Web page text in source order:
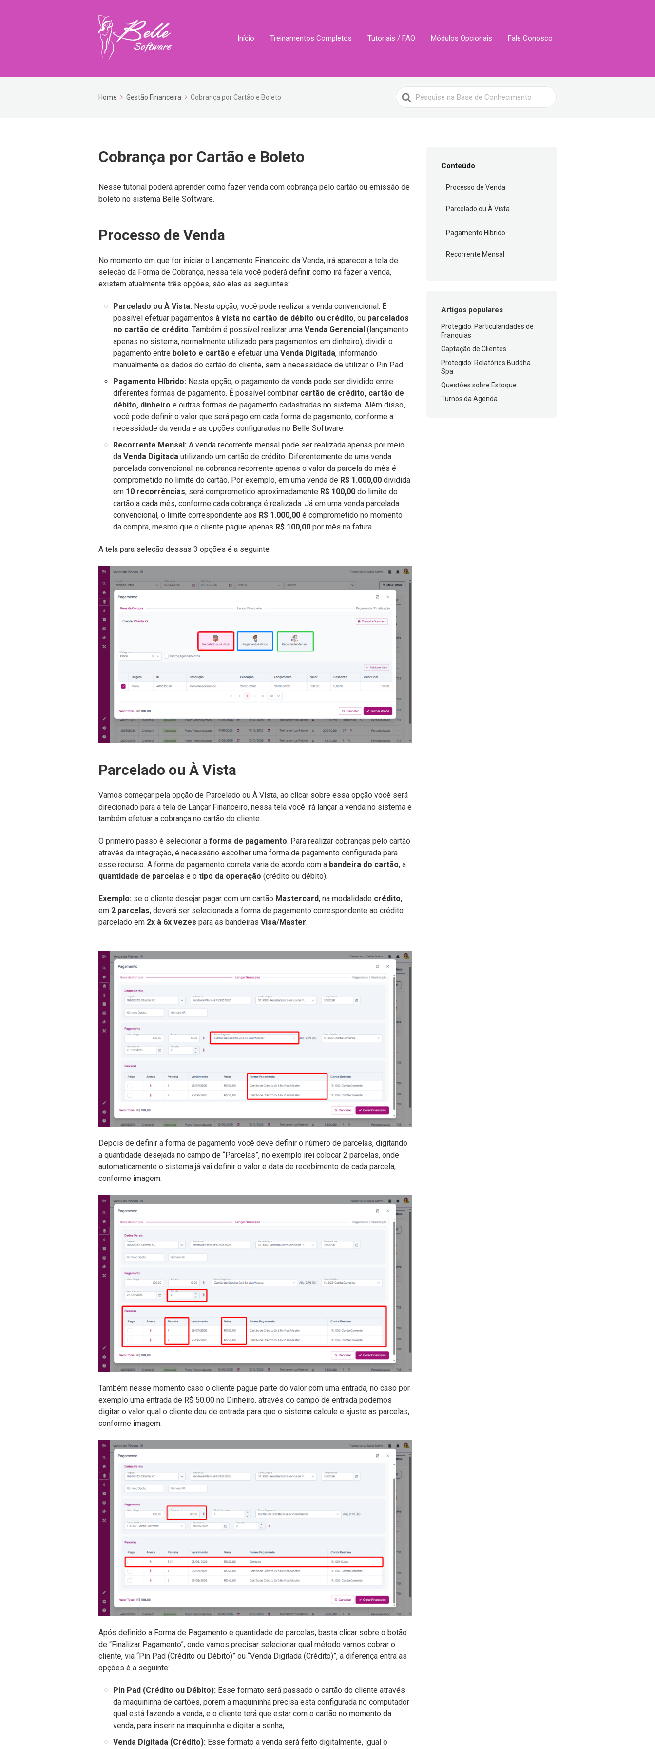
Início Treinamentos Completos Tutoriais / FAQ Módulos Opcionais Fale Conosco
Home Gestão Financeira Cobrança por Cartão e Boleto
Search
For
Cobrança por Cartão e Boleto
Nesse tutorial poderá aprender como fazer venda com cobrança pelo cartão ou emissão de
boleto no sistema Belle Software.
Processo de Venda
No momento em que for iniciar o Lançamento Financeiro da Venda, irá aparecer a tela de
seleção da Forma de Cobrança, nessa tela você poderá definir como irá fazer a venda,
existem atualmente três opções, são elas as seguintes:
Parcelado ou À Vista: Nesta opção, você pode realizar a venda convencional. É
possível efetuar pagamentos à vista no cartão de débito ou crédito, ou parcelados
no cartão de crédito. Também é possível realizar uma Venda Gerencial (lançamento
apenas no sistema, normalmente utilizado para pagamentos em dinheiro), dividir o
pagamento entre boleto e cartão e efetuar uma Venda Digitada, informando
manualmente os dados do cartão do cliente, sem a necessidade de utilizar o Pin Pad.
Pagamento Híbrido: Nesta opção, o pagamento da venda pode ser dividido entre
diferentes formas de pagamento. É possível combinar cartão de crédito, cartão de
débito, dinheiro e outras formas de pagamento cadastradas no sistema. Além disso,
você pode definir o valor que será pago em cada forma de pagamento, conforme a
necessidade da venda e as opções configuradas no Belle Software.
Recorrente Mensal: A venda recorrente mensal pode ser realizada apenas por meio
da Venda Digitada utilizando um cartão de crédito. Diferentemente de uma venda
parcelada convencional, na cobrança recorrente apenas o valor da parcela do mês é
comprometido no limite do cartão. Por exemplo, em uma venda de R$ 1.000,00 dividida
em 10 recorrências, será comprometido aproximadamente R$ 100,00 do limite do
cartão a cada mês, conforme cada cobrança é realizada. Já em uma venda parcelada
convencional, o limite correspondente aos R$ 1.000,00 é comprometido no momento
da compra, mesmo que o cliente pague apenas R$ 100,00 por mês na fatura.
A tela para seleção dessas 3 opções é a seguinte:
Parcelado ou À Vista
Vamos começar pela opção de Parcelado ou À Vista, ao clicar sobre essa opção você será
direcionado para a tela de Lançar Financeiro, nessa tela você irá lançar a venda no sistema e
também efetuar a cobrança no cartão do cliente.
O primeiro passo é selecionar a forma de pagamento. Para realizar cobranças pelo cartão
através da integração, é necessário escolher uma forma de pagamento configurada para
esse recurso. A forma de pagamento correta varia de acordo com a bandeira do cartão, a
quantidade de parcelas e o tipo da operação (crédito ou débito).
Exemplo: se o cliente desejar pagar com um cartão Mastercard, na modalidade crédito,
em 2 parcelas, deverá ser selecionada a forma de pagamento correspondente ao crédito
parcelado em 2x à 6x vezes para as bandeiras Visa/Master.
Depois de definir a forma de pagamento você deve definir o número de parcelas, digitando
a quantidade desejada no campo de “Parcelas”, no exemplo irei colocar 2 parcelas, onde
automaticamente o sistema já vai definir o valor e data de recebimento de cada parcela,
conforme imagem:
Também nesse momento caso o cliente pague parte do valor com uma entrada, no caso por
exemplo uma entrada de R$ 50,00 no Dinheiro, através do campo de entrada podemos
digitar o valor qual o cliente deu de entrada para que o sistema calcule e ajuste as parcelas,
conforme imagem:
Após definido a Forma de Pagamento e quantidade de parcelas, basta clicar sobre o botão
de “Finalizar Pagamento”, onde vamos precisar selecionar qual método vamos cobrar o
cliente, via “Pin Pad (Crédito ou Débito)” ou “Venda Digitada (Crédito)”, a diferença entra as
opções é a seguinte:
Pin Pad (Crédito ou Débito): Esse formato será passado o cartão do cliente através
da maquininha de cartões, porem a maquininha precisa esta configurada no computador
qual está fazendo a venda, e o cliente terá que estar com o cartão no momento da
venda, para inserir na maquininha e digitar a senha;
Venda Digitada (Crédito): Esse formato a venda será feito digitalmente, igual o
Conteúdo
Processo de Venda
Parcelado ou À Vista
Pagamento Híbrido
Recorrente Mensal
Artigos populares
Protegido: Particularidades de
Franquias
Captação de Clientes
Protegido: Relatórios Buddha
Spa
Questões sobre Estoque
Turnos da Agenda